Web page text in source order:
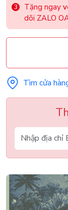
Tặng ngay
dõi ZALO
Tìm cửa